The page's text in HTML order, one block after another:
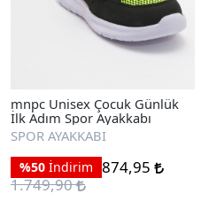
mnpc Unisex Çocuk Günlük
İlk Adım Spor Ayakkabı
SPOR AYAKKABI
%50 İndirim 874,95
1.749,90